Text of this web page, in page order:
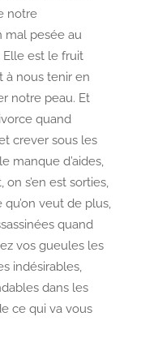
notre
mal pesée au
Elle est le fruit
à nous tenir en
notre peau. Et
quand
crever sous les
manque d’aides,
s’en est sorties,
qu’on veut de plus,
quand
vos gueules les
indésirables,
dans les
ce qui va vous